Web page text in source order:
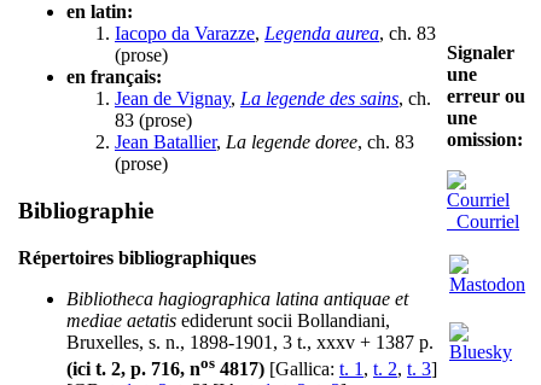
en latin:
Iacopo da Varazze, Legenda aurea, ch. 83
(prose)
en français:
Jean de Vignay, La legende des sains, ch.
83 (prose)
Jean Batallier, La legende doree, ch. 83
(prose)
Bibliographie
Répertoires bibliographiques
Bibliotheca hagiographica latina antiquae et
mediae aetatis ediderunt socii Bollandiani,
Bruxelles, s. n., 1898-1901, 3 t., xxxv + 1387 p.
(ici t. 2, p. 716, nos 4817) [Gallica: t. 1 , t. 2, t. 3]
Signaler
une
erreur ou
une
omission:
Courriel